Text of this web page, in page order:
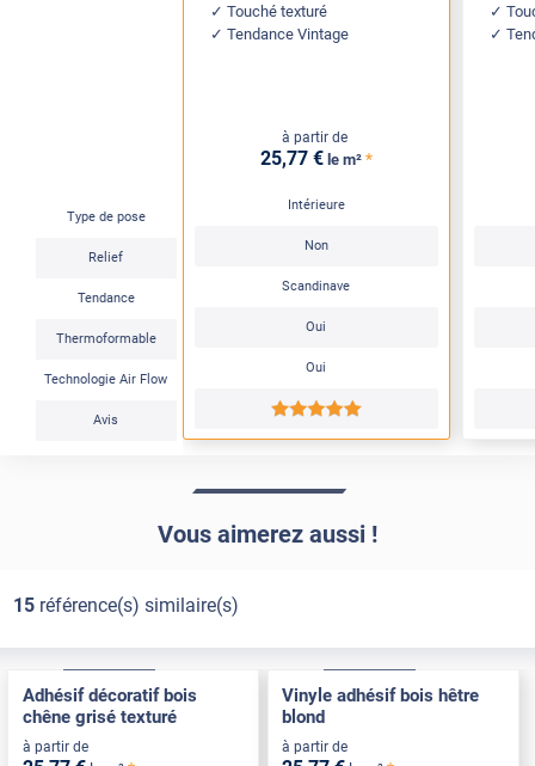
Type de pose
Relief
Tendance
Thermoformable
Technologie Air Flow
Avis
Touché texturé
Tendance Vintage
à partir de
25,77 € le m² *
Intérieure
Non
Scandinave
Oui
Oui
*****
Vous aimerez aussi !
15référence(s) similaire(s)
Adhésif décoratif bois
chêne grisé texturé
à partir de
Vinyle adhésif bois hêtre
blond
à partir de